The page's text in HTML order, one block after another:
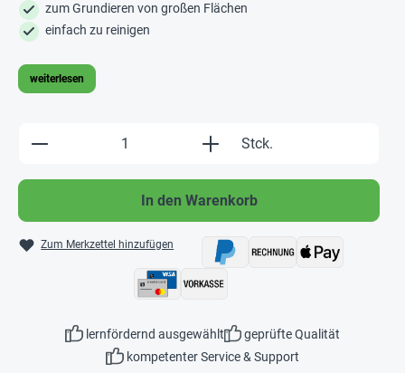
zum Grundieren von großen Flächen
einfach zu reinigen
weiterlesen
Produkt Anzahl: Gib den gewünschten
Stck.
In den Warenkorb
Zum Merkzettel hinzufügen
lernfördernd ausgewählt
geprüfte Qualität
kompetenter Service & Support